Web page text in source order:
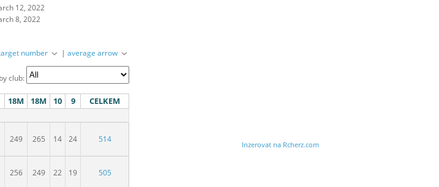
12, 2022
8, 2022
number |average arrow
club:
18M 18M 10 9 CELKEM
249 265 14 24 514
256 249 22 19 505
Inzerovat na Rcherz.com